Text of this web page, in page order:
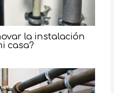
la instalación
casa?